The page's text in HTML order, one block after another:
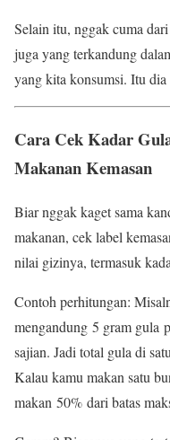
Selain itu, nggak cuma
juga yang terkandung
yang kita konsumsi. Itu
Cara Cek Kadar
Makanan Kemasan
Biar nggak kaget sama
makanan, cek label
nilai gizinya, termasuk
Contoh perhitungan:
mengandung 5 gram gula
sajian. Jadi total gula di
Kalau kamu makan satu
makan 50% dari batas